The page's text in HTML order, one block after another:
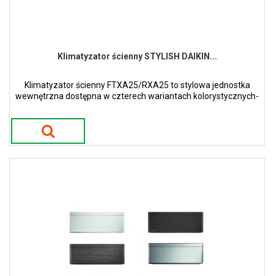
Klimatyzator ścienny STYLISH DAIKIN...
Klimatyzator ścienny FTXA25/RXA25 to stylowa jednostka
wewnętrzna dostępna w czterech wariantach kolorystycznych-